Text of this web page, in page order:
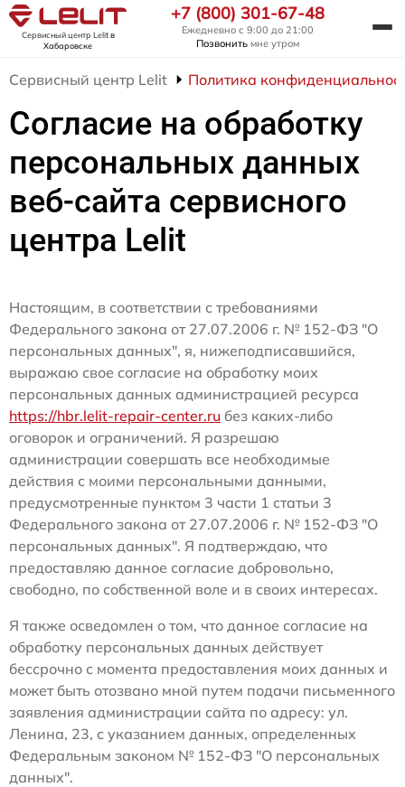
Сервисный центр Lelitв
Хабаровске
+7 (800) 301-67-48
Ежедневно с 9:00 до 21:00
Позвонить мне утром
Сервисный центр Lelit Политика
Согласие на обработку
персональных данных
веб-сайта сервисного
центра Lelit
Настоящим, в соответствии с требованиями
Федерального закона от 27.07.2006 г. № 152-ФЗ "О
персональных данных", я, нижеподписавшийся,
выражаю свое согласие на обработку моих
персональных данных администрацией ресурса
https://hbr.lelit-repair-center.ru без каких-либо
оговорок и ограничений. Я разрешаю
администрации совершать все необходимые
действия с моими персональными данными,
предусмотренные пунктом 3 части 1 статьи 3
Федерального закона от 27.07.2006 г. № 152-ФЗ "О
персональных данных". Я подтверждаю, что
предоставляю данное согласие добровольно,
свободно, по собственной воле и в своих интересах.
Я также осведомлен о том, что данное согласие на
обработку персональных данных действует
бессрочно с момента предоставления моих данных и
может быть отозвано мной путем подачи письменного
заявления администрации сайта по адресу: ул.
Ленина, 23, с указанием данных, определенных
Федеральным законом № 152-ФЗ "О персональных
данных".